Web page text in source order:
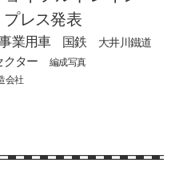
プレス発表
業用車 国鉄 大井川鐵道
クター 編成写真
会社